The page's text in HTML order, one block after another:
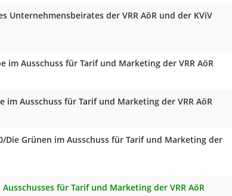
Unternehmensbeirates der VRR AöR und der KViV
im Ausschuss für Tarif und Marketing der VRR AöR
Ausschuss für Tarif und Marketing der VRR AöR
Grünen im Ausschuss für Tarif und Marketing der
für Tarif und Marketing der VRR AöR